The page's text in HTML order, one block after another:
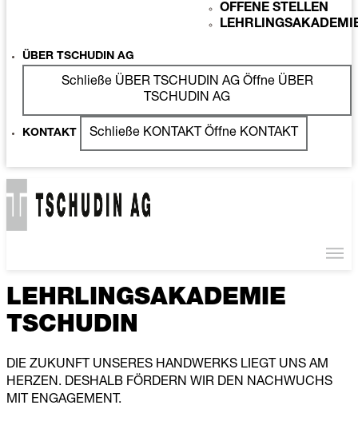
OFFENE STELLEN
ÜBER TSCHUDIN AG
Schließe ÜBER TSCHUDIN AG Öffne ÜBER
TSCHUDIN AG
KONTAKT Schließe KONTAKT Öffne KONTAKT
LEHRLINGSAKADEMIE
TSCHUDIN
DIE ZUKUNFT UNSERES HANDWERKS LIEGT UNS AM
HERZEN. DESHALB FÖRDERN WIR DEN NACHWUCHS
MIT ENGAGEMENT.